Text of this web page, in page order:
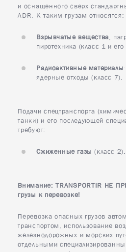
и оснащенного сверх
ADR. К таким грузам относятся:
Взрывчатые вещества,
пиротехника (класс 1 и
Радиоактивные материалы
ядерные отходы (класс 7).
Подачи спецтранспорта
танки) и его последующей
требуют:
Сжиженные газы (класс 2).
Внимание: TRANSPORTIR НЕ
грузы к перевозке!
Перевозка опасных грузов
транспортом, использование
железнодорожных и морских
отдельными